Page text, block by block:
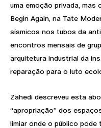
uma emoção privada, mas
Begin Again, na Tate
sísmicos nos tubos da
encontros mensais de
arquitetura industrial da
reparação para o luto
Zahedi descreveu esta
“apropriação” dos
limiar onde o público